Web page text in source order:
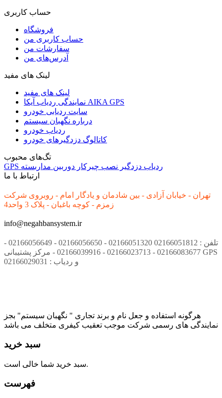
حساب کاربری
فروشگاه
حساب کاربری من
سفارشات من
آدرس‌های من
لینک های مفید
لینک های مفید
نمایندگی ردیاب آیکا AIKA GPS
سایت ردیابی خودرو
درباره نگهبان سیستم
ردیاب خودرو
کاتالوگ دزدگیرهای خودرو
تگ‌های محبوب
GPS
ردیاب دزدگیر نصب چیرکار دوربین مداربسته
ارتباط با ما
تهران - خیابان آزادی - بین شادمان و یادگار امام - روبروی شرکت
زمزم - کوچه باغبان - پلاک 3 واحد4
info@negahbansystem.ir
تلفن : 02166051812 02166051320 - 02166056650 - 02166056649 -
02166083677 - 02166023713 - 02166039916 - مرکز پشتیبانی GPS
و ردیاب : 02166029031
هرگونه استفاده و جعل نام و برند تجاری " نگهبان سیستم" بجز
نمایندگی های رسمی شرکت موجب تعقیب کیفری متخلف می باشد
سبد خرید
سبد خرید شما خالی است.
فهرست